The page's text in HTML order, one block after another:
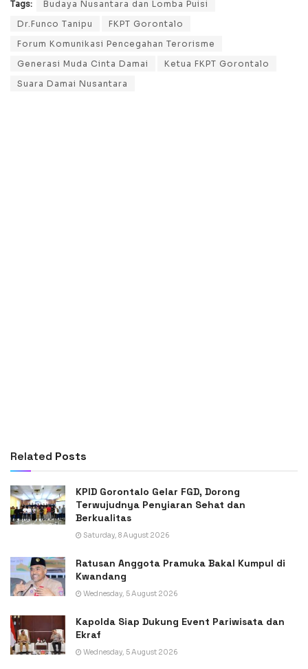
Tags:
Budaya Nusantara dan Lomba Puisi
Dr.Funco Tanipu
FKPT Gorontalo
Forum Komunikasi Pencegahan Terorisme
Generasi Muda Cinta Damai
Ketua FKPT Gorontalo
Suara Damai Nusantara
Related Posts
KPID Gorontalo Gelar FGD, Dorong
Terwujudnya Penyiaran Sehat dan
Berkualitas
Saturday, 8 August 2026
Ratusan Anggota Pramuka Bakal Kumpul di
Kwandang
Wednesday, 5 August 2026
Kapolda Siap Dukung Event Pariwisata dan
Ekraf
Wednesday, 5 August 2026